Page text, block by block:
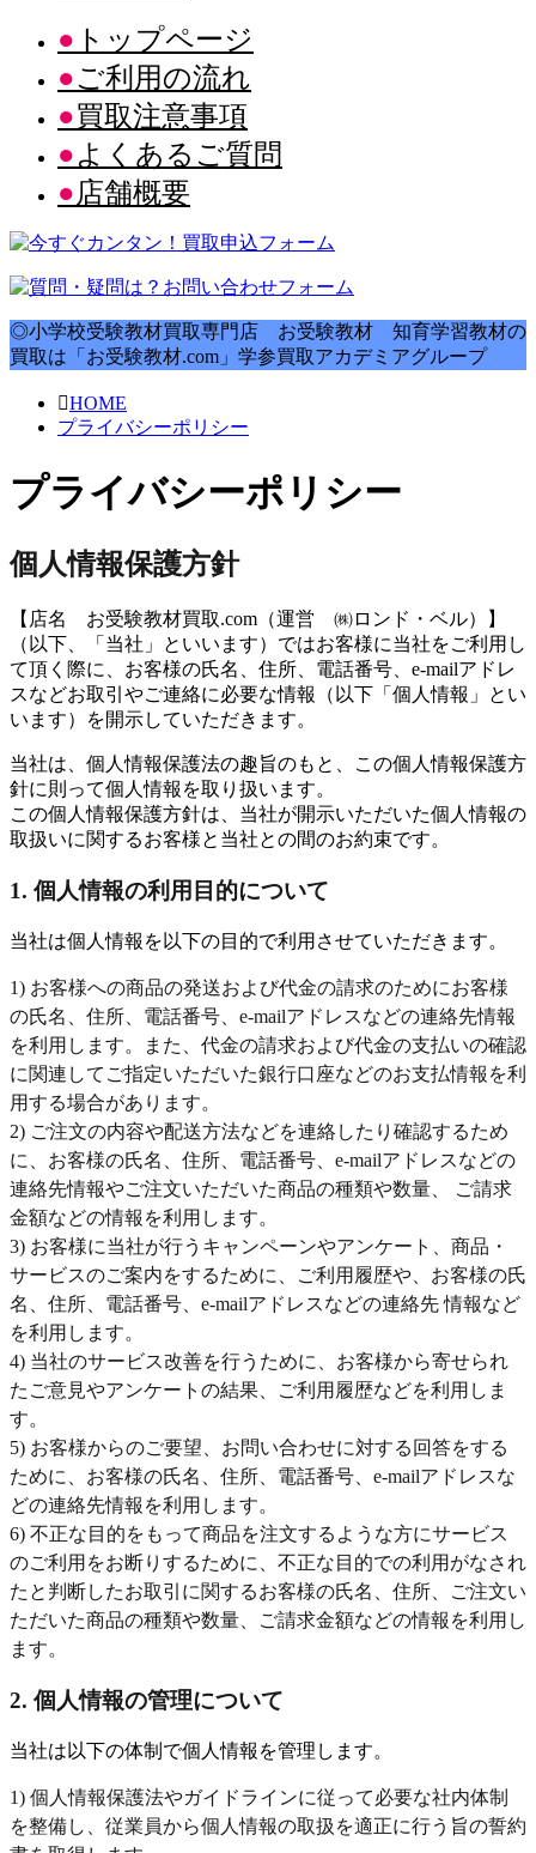
トップページ
ご利用の流れ
買取注意事項
よくあるご質問
店舗概要
◎小学校受験教材買取専門店 お受験教材 知育学習教材の
買取は「お受験教材.com」学参買取アカデミアグループ
HOME
プライバシーポリシー
プライバシーポリシー
個人情報保護方針
【店名 お受験教材買取.com（運営 ㈱ロンド・ベル）】
（以下、「当社」といいます）ではお客様に当社をご利用し
て頂く際に、お客様の氏名、住所、電話番号、e-mailアドレ
スなどお取引やご連絡に必要な情報（以下「個人情報」とい
います）を開示していただきます。
当社は、個人情報保護法の趣旨のもと、この個人情報保護方
針に則って個人情報を取り扱います。
この個人情報保護方針は、当社が開示いただいた個人情報の
取扱いに関するお客様と当社との間のお約束です。
1. 個人情報の利用目的について
当社は個人情報を以下の目的で利用させていただきます。
1) お客様への商品の発送および代金の請求のためにお客様
の氏名、住所、電話番号、e-mailアドレスなどの連絡先情報
を利用します。また、代金の請求および代金の支払いの確認
に関連してご指定いただいた銀行口座などのお支払情報を利
用する場合があります。
2) ご注文の内容や配送方法などを連絡したり確認するため
に、お客様の氏名、住所、電話番号、e-mailアドレスなどの
連絡先情報やご注文いただいた商品の種類や数量、 ご請求
金額などの情報を利用します。
3) お客様に当社が行うキャンペーンやアンケート、商品・
サービスのご案内をするために、ご利用履歴や、お客様の氏
名、住所、電話番号、e-mailアドレスなどの連絡先 情報など
を利用します。
4) 当社のサービス改善を行うために、お客様から寄せられ
たご意見やアンケートの結果、ご利用履歴などを利用しま
す。
5) お客様からのご要望、お問い合わせに対する回答をする
ために、お客様の氏名、住所、電話番号、e-mailアドレスな
どの連絡先情報を利用します。
6) 不正な目的をもって商品を注文するような方にサービス
のご利用をお断りするために、不正な目的での利用がなされ
たと判断したお取引に関するお客様の氏名、住所、ご注文い
ただいた商品の種類や数量、ご請求金額などの情報を利用し
ます。
2. 個人情報の管理について
当社は以下の体制で個人情報を管理します。
1) 個人情報保護法やガイドラインに従って必要な社内体制
を整備し、従業員から個人情報の取扱を適正に行う旨の誓約